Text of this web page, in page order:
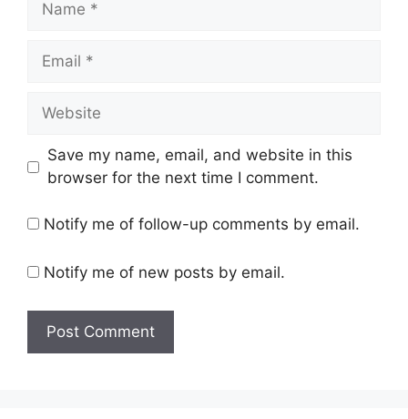
Email
Website
Save my name, email, and website in this
browser for the next time I comment.
Notify me of follow-up comments by email.
Notify me of new posts by email.